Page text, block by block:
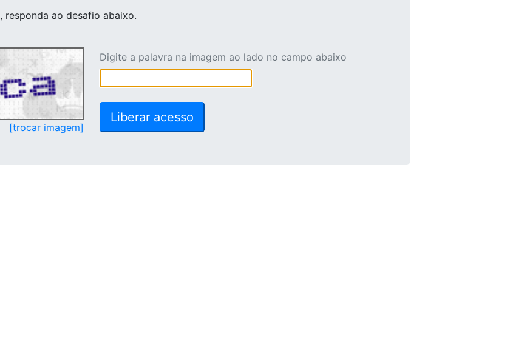
, responda ao desafio abaixo.
[trocar imagem]
Digite a palavra na imagem ao lado no campo abaixo